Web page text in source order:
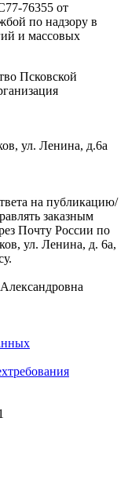
76355 от
по надзору в
и массовых
Псковской
ул. Ленина, д.6а
на публикацию/
заказным
Почту России по
ул. Ленина, д. 6а,